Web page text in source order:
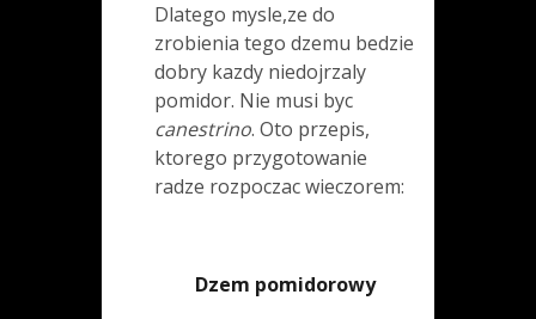
Dlatego mysle,ze do
zrobienia tego dzemu bedzie
dobry kazdy niedojrzaly
pomidor. Nie musi byc
canestrino. Oto przepis,
ktorego przygotowanie
radze rozpoczac wieczorem:
Dzem pomidorowy